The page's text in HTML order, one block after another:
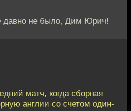
давно не было, Дим Юрич!
матч, когда сборная
англии со счетом один-